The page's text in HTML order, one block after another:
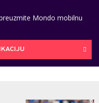
Mondo mobilnu